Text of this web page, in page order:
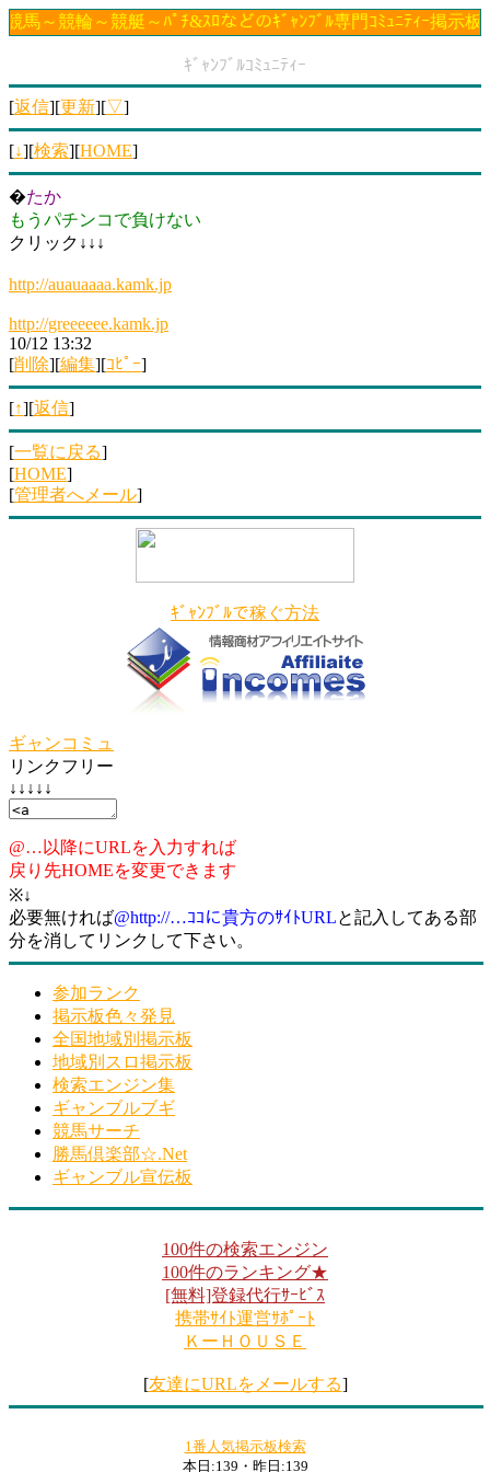
馬～競輪～競艇～ﾊﾟﾁ&ｽﾛなどのｷﾞｬﾝﾌﾞﾙ専門ｺﾐｭﾆﾃｨｰ掲示板♪
ｷﾞｬﾝﾌﾞﾙｺﾐｭﾆﾃｨｰ
[返信][更新][▽]
[↓][検索][HOME]
�たか
もうパチンコで負けない
クリック↓↓↓
http://auauaaaa.kamk.jp
http://greeeeee.kamk.jp
10/12 13:32
[削除][編集][ｺﾋﾟｰ]
[↑][返信]
[一覧に戻る]
[HOME]
[管理者へメール]
ｷﾞｬﾝﾌﾞﾙで稼ぐ方法
ギャンコミュ
リンクフリー
↓↓↓↓↓
@…以降にURLを入力すれば
戻り先HOMEを変更できます
※↓
必要無ければ@http://…ｺｺに貴方のｻｲﾄURLと記入してある部
分を消してリンクして下さい。
参加ランク
掲示板色々発見
全国地域別掲示板
地域別スロ掲示板
検索エンジン集
ギャンブルブギ
競馬サーチ
勝馬倶楽部☆.Net
ギャンブル宣伝板
100件の検索エンジン
100件のランキング★
[無料]登録代行ｻｰﾋﾞｽ
携帯ｻｲﾄ運営ｻﾎﾟｰﾄ
ＫーＨＯＵＳＥ
[友達にURLをメールする]
1番人気掲示板検索
本日:139・昨日:139